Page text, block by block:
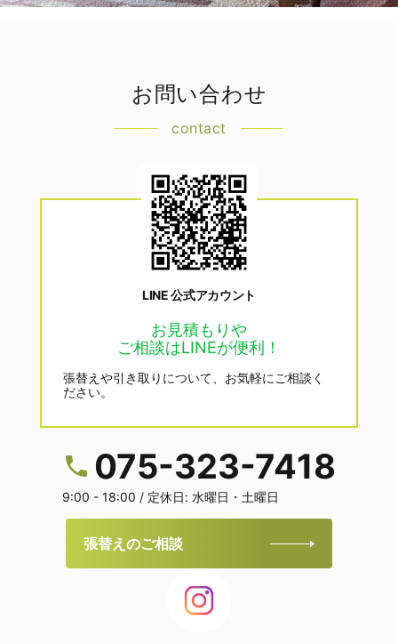
お問い合わせ
contact
LINE 公式アカウント
お見積もりや
ご相談はLINEが便利！
張替えや引き取りについて、お気軽にご相談く
ださい。
075-323-7418
9:00 - 18:00 / 定休日: 水曜日・土曜日
張替えのご相談